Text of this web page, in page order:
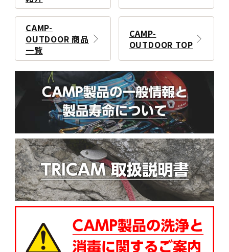
CAMP-
OUTDOOR 商品
一覧
CAMP-
OUTDOOR TOP